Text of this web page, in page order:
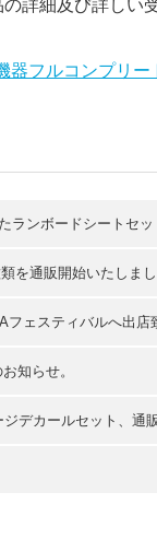
詳細及び詳しい
フルコンプリ
ランボードシートセッ
を通販開始いたしまし
ェスティバルへ出店
知らせ。
デカールセット、通